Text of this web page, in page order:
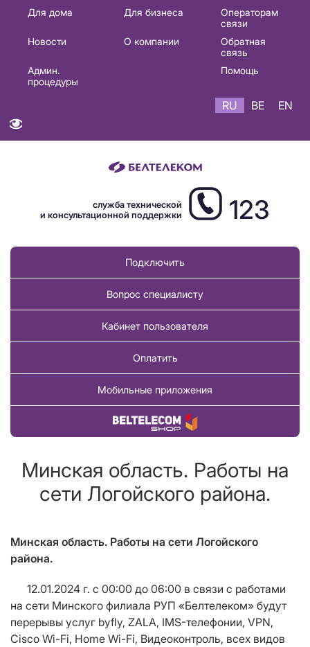
Основная
навигация
Для дома Для бизнеса
Операторам
связи
Новости
О компании
Обратная
связь
Админ.
процедуры
Помощь
RU BE EN
служба технической
и консультационной поддержки
123
Подключить
Вопрос специалисту
Кабинет пользователя
Оплатить
Мобильные приложения
Купить товар
Минская область. Работы на
сети Логойского района.
Минская область. Работы на сети Логойского
района.
12.01.2024 г. с 00:00 до 06:00 в связи с работами
на сети Минского филиала РУП «Белтелеком» будут
перерывы услуг byfly, ZALA, IMS-телефонии, VPN,
Cisco Wi-Fi, Home Wi-Fi, Видеоконтроль, всех видов